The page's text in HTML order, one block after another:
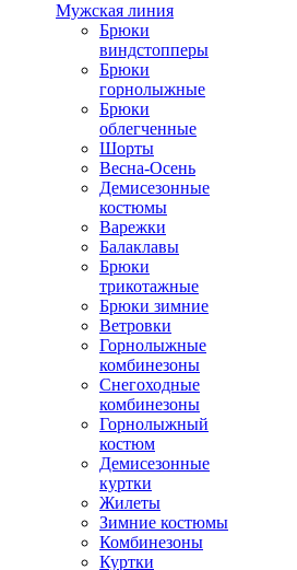
Мужская линия
Брюки
виндстопперы
Брюки
горнолыжные
Брюки
облегченные
Шорты
Весна-Осень
Демисезонные
костюмы
Варежки
Балаклавы
Брюки
трикотажные
Брюки зимние
Ветровки
Горнолыжные
комбинезоны
Снегоходные
комбинезоны
Горнолыжный
костюм
Демисезонные
куртки
Жилеты
Зимние костюмы
Комбинезоны
Куртки